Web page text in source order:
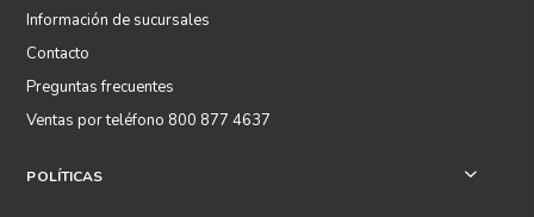
Información de sucursales
Contacto
Preguntas frecuentes
Ventas por teléfono 800 877 4637
POLÍTICAS +